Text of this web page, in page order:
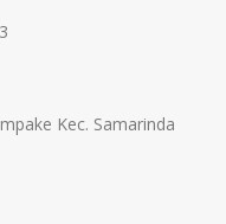
Kec. Samarinda